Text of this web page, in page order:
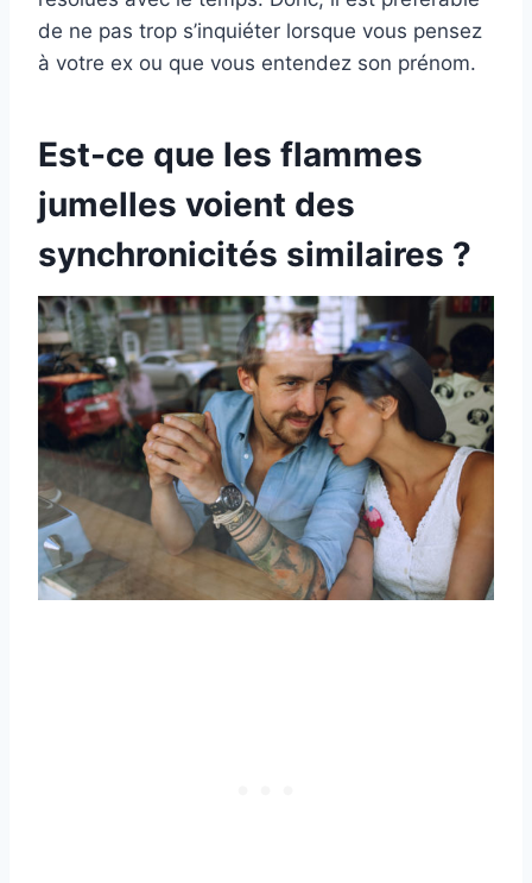
de ne pas trop s’inquiéter lorsque vous pensez
à votre ex ou que vous entendez son prénom.
Est-ce que les flammes
jumelles voient des
synchronicités similaires ?